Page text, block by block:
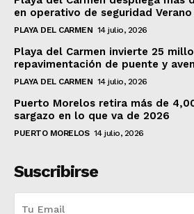
en operativo de seguridad
PLAYA DEL CARMEN 14 julio, 2026
Playa del Carmen invierte 25
repavimentación de puente y
PLAYA DEL CARMEN 14 julio, 2026
Puerto Morelos retira más de
sargazo en lo que va de 2026
PUERTO MORELOS 14 julio, 2026
Suscribirse